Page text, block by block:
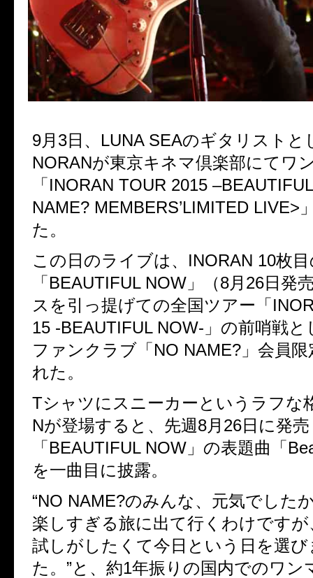
9月3日、LUNA SEAのギタリストと
NORANが東京キネマ倶楽部にてワ
「INORAN TOUR 2015
NAME? MEMBERS’LIMITED LIVE>
た。
この日のライブは、INORAN 10枚
「BEAUTIFUL NOW」（8月26日発
スを引っ提げての全国ツアー「
15 -BEAUTIFUL NOW-」の前哨戦
ファンクラブ「NO NAME?」会員
れた。
Tシャツにスニーカーというラフな
Nが登場すると、先週8月26日に発
「BEAUTIFUL NOW」の表題曲「
を一曲目に披露。
“NO NAME?のみんな、元気でした
楽しすぎる旅に出て行くわけです
試しがしたくて今日という日を選び
た。”と、約1年振りの国内でのワン